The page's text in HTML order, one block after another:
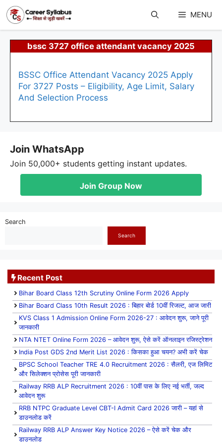
content
MENU
bssc 3727 office attendant vacancy 2025
BSSC Office Attendant Vacancy 2025 Apply
For 3727 Posts – Eligibility, Age Limit, Salary
And Selection Process
Join WhatsApp
Join 50,000+ students getting instant updates.
Join Group Now
Search
Search
Recent Post
Bihar Board Class 12th Scrutiny Online Form 2026 Apply
Bihar Board Class 10th Result 2026 : बिहार बोर्ड 10वीं रिजल्ट, आज जारी
KVS Class 1 Admission Online Form 2026-27 : आवेदन शुरू, जाने पूरी
जानकारी
NTA NTET Online Form 2026 – आवेदन शुरू, ऐसे करें ऑनलाइन रजिस्ट्रेशन
India Post GDS 2nd Merit List 2026 : किसका हुआ चयन? अभी करें चेक
BPSC School Teacher TRE 4.0 Recruitment 2026 : सैलरी, एज लिमिट
और सिलेक्शन प्रोसेस पूरी जानकारी
Railway RRB ALP Recruitment 2026 : 10वीं पास के लिए नई भर्ती, जल्द
आवेदन शुरू
RRB NTPC Graduate Level CBT-I Admit Card 2026 जारी – यहां से
डाउनलोड करें
Railway RRB ALP Answer Key Notice 2026 – ऐसे करें चेक और
डाउनलोड